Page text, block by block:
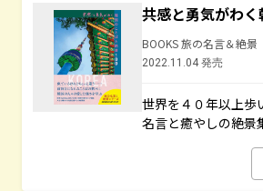
共感と勇気がわ
BOOKS 旅の名言＆絶景
2022.11.04 発売
世界を４０年以上歩
名言と癒やしの絶景